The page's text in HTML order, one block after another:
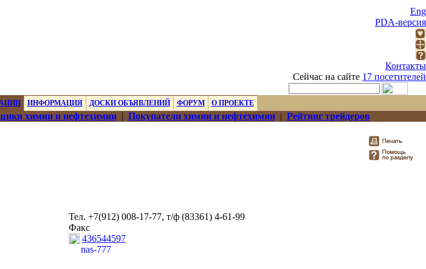
Eng
PDA-версия
Контакты
Сейчас на сайте 17 посетителей
ИНФОРМАЦИЯ ДОСКИ ОБЪЯВЛЕНИЙ ФОРУМ О ПРОЕКТЕ
химии и нефтехимии| Покупатели химии и нефтехимии| Рейтинг трейдеров
Тел. +7(912) 008-17-77, т/ф (83361) 4-61-99
Факс
436544597
nas-777